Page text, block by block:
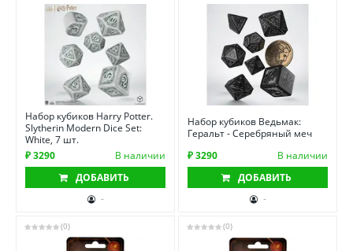
Набор кубиков Harry Potter.
Slytherin Modern Dice Set:
White, 7 шт.
₽ 3290
В наличии
ДОБАВИТЬ
-
Набор кубиков Ведьмак:
Геральт - Серебряный меч
₽ 3290
В наличии
ДОБАВИТЬ
-
(0) (0)